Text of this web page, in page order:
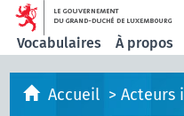
Vocabulaires À propos
Accueil >Acteurs